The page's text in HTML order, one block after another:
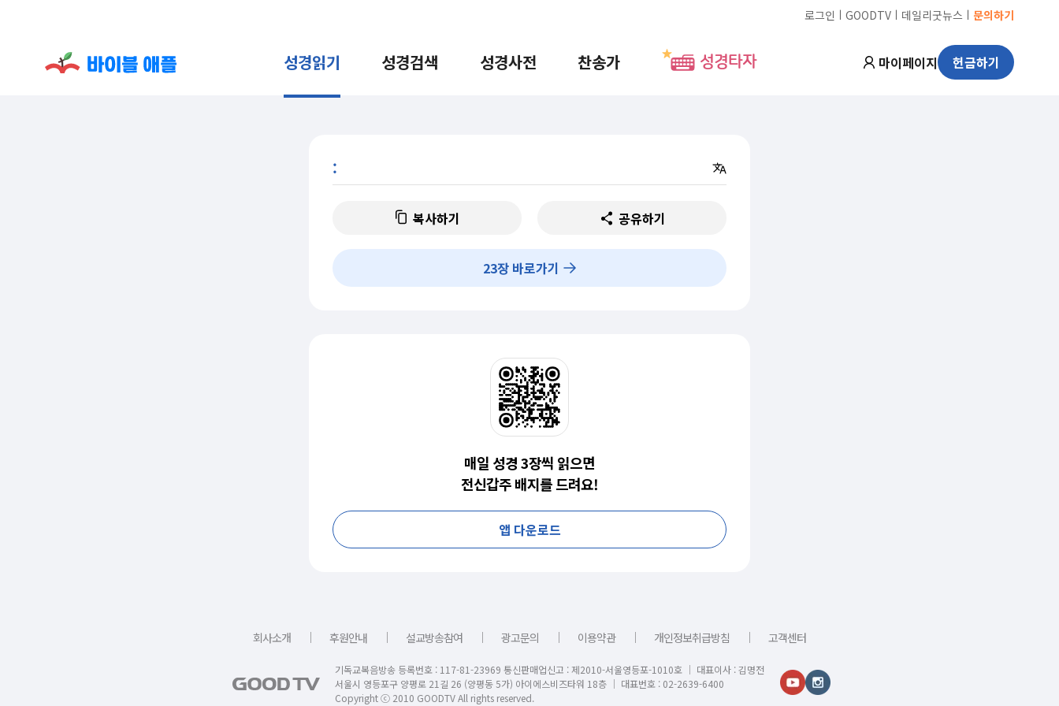
로그인 ㅣ GOODTV ㅣ 데일리굿뉴스 ㅣ 문의하기
성경읽기 성경검색 성경사전 찬송가 성경타자 마이페이지 헌금하기
:
복사하기 공유하기
23장 바로가기
매일 성경 3장씩 읽으면
전신갑주 배지를 드려요!
앱 다운로드
회사소개 ｜ 후원안내 ｜ 설교방송참여 ｜ 광고문의 ｜ 이용약관 ｜ 개인정보취급방침 ｜ 고객센터
기독교복음방송 등록번호 : 117-81-23969 통신판매업신고 : 제2010-서울영등포-1010호 │ 대표이사 : 김명전
서울시 영등포구 양평로 21길 26 (양평동 5가) 아이에스비즈타워 18층 │ 대표번호 : 02-2639-6400
Copyright ⓒ 2010 GOODTV All rights reserved.